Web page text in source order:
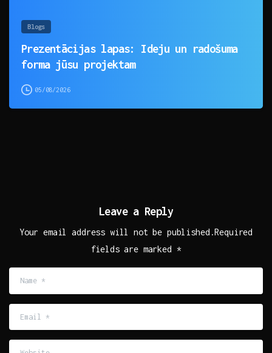
Blogs
Prezentācijas lapas: Ideju un radošuma
forma jūsu projektam
05/08/2026
Leave a Reply
Your email address will not be published.Required
fields are marked *
*
Website